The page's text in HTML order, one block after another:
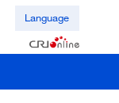
Language